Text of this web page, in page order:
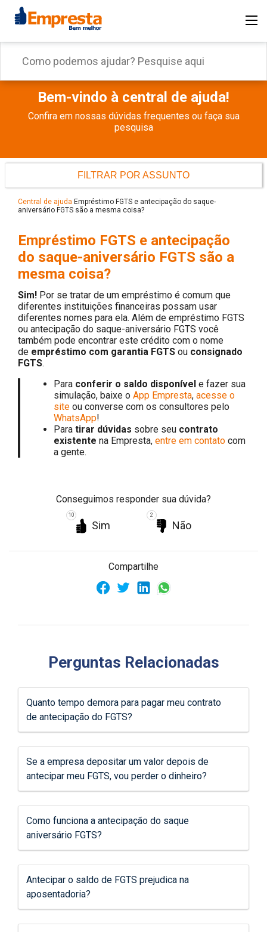
Bem-vindo à central de ajuda!
Confira em nossas dúvidas frequentes ou faça sua
pesquisa
FILTRAR POR ASSUNTO
Central de ajuda Empréstimo FGTS e antecipação do saque-
aniversário FGTS são a mesma coisa?
Empréstimo FGTS e antecipação
do saque-aniversário FGTS são a
mesma coisa?
Sim! Por se tratar de um empréstimo é comum que
diferentes instituições financeiras possam usar
diferentes nomes para ela. Além de empréstimo FGTS
ou antecipação do saque-aniversário FGTS você
também pode encontrar este crédito com o nome
de empréstimo com garantia FGTS ou consignado
FGTS.
Para conferir o saldo disponível e fazer sua
simulação, baixe o App Empresta, acesse o
site ou converse com os consultores pelo
WhatsApp!
Para tirar dúvidas sobre seu contrato
existente na Empresta, entre em contato com
a gente.
Conseguimos responder sua dúvida?
Sim
10
Não
2
Compartilhe
Perguntas Relacionadas
Quanto tempo demora para pagar meu contrato
de antecipação do FGTS?
Se a empresa depositar um valor depois de
antecipar meu FGTS, vou perder o dinheiro?
Como funciona a antecipação do saque
aniversário FGTS?
Antecipar o saldo de FGTS prejudica na
aposentadoria?